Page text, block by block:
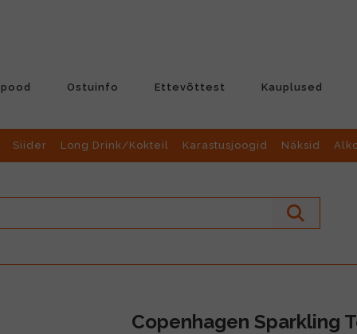
Ostuinfo Ettevõttest Kauplused
Siider Long Drink/Kokteil Karastusjoogid Näksid
Copenhagen Sparkling